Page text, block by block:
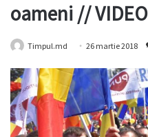
oameni // VIDEO
Timpul.md 26 martie 2018